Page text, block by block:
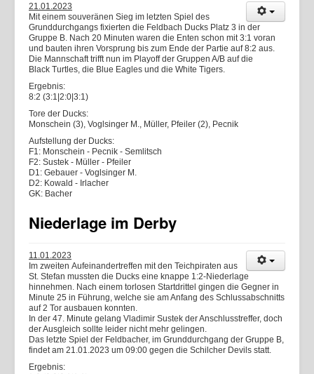
21.01.2023
Mit einem souveränen Sieg im letzten Spiel des
Grunddurchgangs fixierten die Feldbach Ducks Platz 3 in der
Gruppe B. Nach 20 Minuten waren die Enten schon mit 3:1 voran
und bauten ihren Vorsprung bis zum Ende der Partie auf 8:2 aus.
Die Mannschaft trifft nun im Playoff der Gruppen A/B auf die
Black Turtles, die Blue Eagles und die White Tigers.
Ergebnis:
8:2 (3:1|2:0|3:1)
Tore der Ducks:
Monschein (3), Voglsinger M., Müller, Pfeiler (2), Pecnik
Aufstellung der Ducks:
F1: Monschein - Pecnik - Semlitsch
F2: Sustek - Müller - Pfeiler
D1: Gebauer - Voglsinger M.
D2: Kowald - Irlacher
GK: Bacher
Niederlage im Derby
11.01.2023
Im zweiten Aufeinandertreffen mit den Teichpiraten aus
St. Stefan mussten die Ducks eine knappe 1:2-Niederlage
hinnehmen. Nach einem torlosen Startdrittel gingen die Gegner in
Minute 25 in Führung, welche sie am Anfang des Schlussabschnitts
auf 2 Tor ausbauen konnten.
In der 47. Minute gelang Vladimir Sustek der Anschlusstreffer, doch
der Ausgleich sollte leider nicht mehr gelingen.
Das letzte Spiel der Feldbacher, im Grunddurchgang der Gruppe B,
findet am 21.01.2023 um 09:00 gegen die Schilcher Devils statt.
Ergebnis: